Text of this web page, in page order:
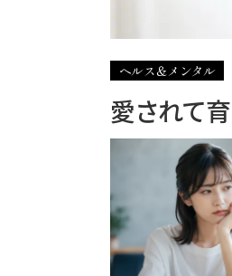
ヘルス＆メンタル
愛されて